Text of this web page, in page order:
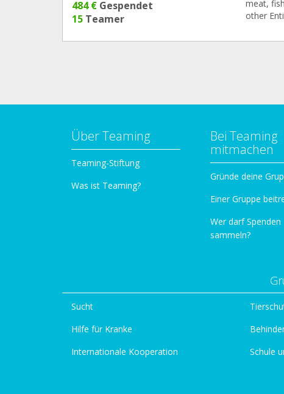
484 € Gespendet
15 Teamer
meat,
other
Über Teaming
Teaming-Stiftung
Was ist Teaming?
Bei Teaming
mitmachen
Gründe deine
Einer Gruppe
Wer darf Spenden
sammeln?
Sucht
Hilfe für Kranke
Internationale Kooperation
Schule